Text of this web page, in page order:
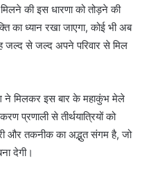
की इस धारणा को तोड़ने की
का ध्यान रखा जाएगा, कोई भी अब
जल्द से जल्द अपने परिवार से मिल
ने मिलकर इस बार के महाकुंभ मेले
प्रणाली से तीर्थयात्रियों को
और तकनीक का अद्भुत संगम है, जो
देगी।